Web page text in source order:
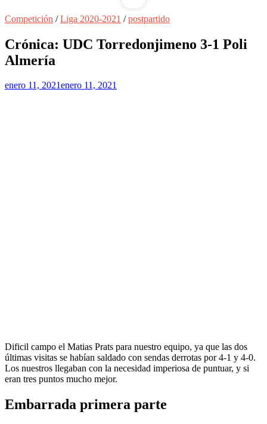
Competición /Liga 2020-2021 /postpartido
Crónica: UDC Torredonjimeno 3-1 Poli
Almería
enero 11, 2021enero 11, 2021
Dificil campo el Matias Prats para nuestro equipo, ya que las dos
últimas visitas se habían saldado con sendas derrotas por 4-1 y 4-0.
Los nuestros llegaban con la necesidad imperiosa de puntuar, y si
eran tres puntos mucho mejor.
Embarrada primera parte